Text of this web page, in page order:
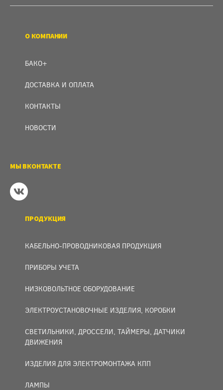
О КОМПАНИИ
БАКО+
ДОСТАВКА И ОПЛАТА
КОНТАКТЫ
НОВОСТИ
МЫ ВКОНТАКТЕ
ПРОДУКЦИЯ
КАБЕЛЬНО-ПРОВОДНИКОВАЯ ПРОДУКЦИЯ
ПРИБОРЫ УЧЕТА
НИЗКОВОЛЬТНОЕ ОБОРУДОВАНИЕ
ЭЛЕКТРОУСТАНОВОЧНЫЕ ИЗДЕЛИЯ, КОРОБКИ
СВЕТИЛЬНИКИ, ДРОССЕЛИ, ТАЙМЕРЫ, ДАТЧИКИ
ДВИЖЕНИЯ
ИЗДЕЛИЯ ДЛЯ ЭЛЕКТРОМОНТАЖА КПП
ЛАМПЫ